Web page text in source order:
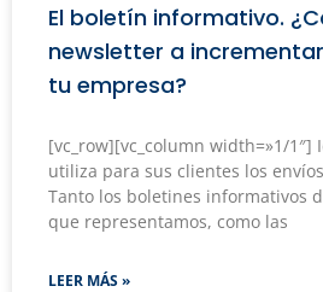
El boletín informativo.
newsletter a
tu empresa?
[vc_row][vc_column width=»1/1″]
utiliza para sus clientes los
Tanto los boletines informativos
que representamos, como las
LEER MÁS »